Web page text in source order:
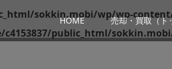
HOME 売却・買取（ト
sokkin.mobi/wp/wp-
c4153837/public_html/